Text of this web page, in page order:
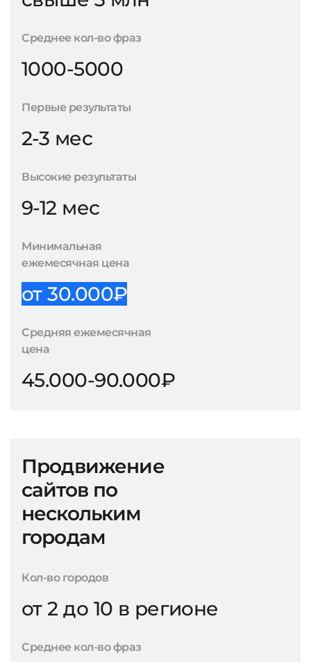
Среднее кол-во фраз
1000-5000
Первые результаты
2-3 мес
Высокие результаты
9-12 мес
Минимальная
ежемесячная цена
от 30.000₽
Средняя ежемесячная
цена
45.000-90.000₽
Продвижение
сайтов по
нескольким
городам
Кол-во городов
от 2 до 10 в регионе
Среднее кол-во фраз